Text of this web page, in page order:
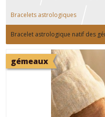
Bracelets astrologiques
Bracelet astrologique natif des
naturelles agate mousse, howlite
gémeaux